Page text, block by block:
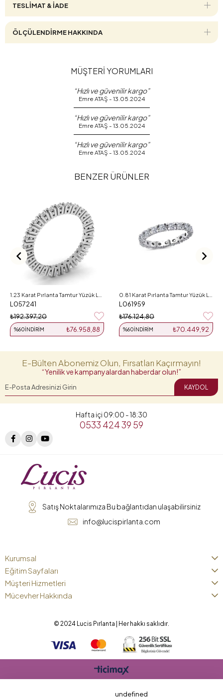
TESLİMAT & İADE
ÖLÇÜLENDİRME HAKKINDA
MÜŞTERİ YORUMLARI
“Hızlı ve güvenilir kargo”
Emre ATAŞ - 13.05.2024
“Hızlı ve güvenilir kargo”
Emre ATAŞ - 13.05.2024
“Hızlı ve güvenilir kargo”
Emre ATAŞ - 13.05.2024
BENZER ÜRÜNLER
L057241
₺76.958,88
%60İNDIRIM
₺192.397,20
L061959
₺70.449,92
%60İNDIRIM
₺176.124,80
E-Bülten Abonemiz Olun, Fırsatları Kaçırmayın!
“Yenilik ve kampanyalardan haberdar olun!”
KAYDOL
Hafta içi 09:00 - 18:30
0533 424 39 59
Satış Noktalarımıza Bu bağlantıdan ulaşabilirsiniz
info@lucispirlanta.com
Kurumsal
Eğitim Sayfaları
Müşteri Hizmetleri
Mücevher Hakkında
© 2024 Lucis Pırlanta | Her hakkı saklıdır.
undefined